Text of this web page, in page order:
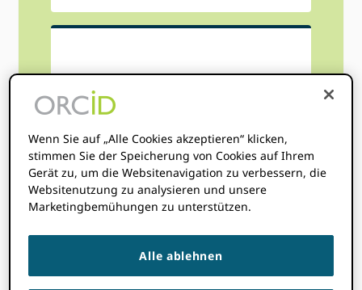
Ist Ihre
Organisation
gemeinnützig?
ORCID Konsortien sind
Praxisgemeinschaften. Wir bieten
für Konsortialmitglieder an,
ORCID Konsortien sind
Praxisgemeinschaften, die
Wenn Sie auf „Alle Cookies akzeptieren“ klicken,
stimmen Sie der Speicherung von Cookies auf Ihrem
Gerät zu, um die Websitenavigation zu verbessern, die
Websitenutzung zu analysieren und unsere
Marketingbemühungen zu unterstützen.
Alle ablehnen